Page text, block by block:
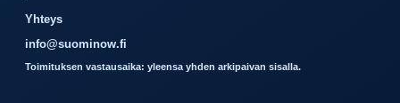
Yhteys
info@suominow.fi
Toimituksen vastausaika: yleensa yhden arkipaivan sisalla.